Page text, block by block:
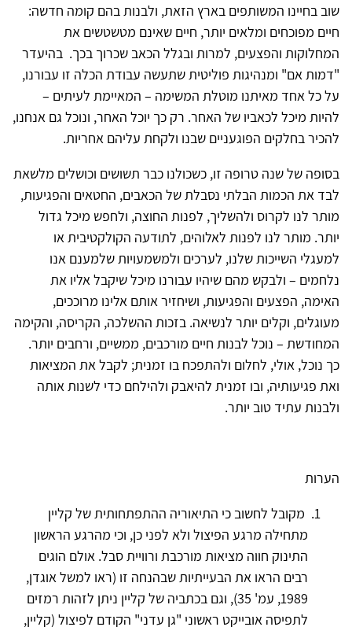
שוב בחיינו המשותפים בארץ הזאת, ולבנות בהם קומה חדשה:
חיים מפוכחים ומלאים יותר, חיים שאינם מטשטשים את
המחלוקות והפצעים, למרות ובגלל הכאב שכרוך בכך. בהיעדר
"דמות אם" ומנהיגות פוליטית שתעשה עבודת הכלה זו עבורנו,
על כל אחד מאיתנו מוטלת המשימה – המאיימת לעיתים –
להיות מיכל לכאביו של האחר. רק כך יוכל האחר, ונוכל גם אנחנו,
להכיר בחלקים הפוגעניים שבנו ולקחת עליהם אחריות.
בסופה של שנה טרופה זו, כשכולנו כבר תשושים וכושלים מלשאת
לבד את הכמות הבלתי נסבלת של הכאבים, החטאים והפגיעות,
מותר לנו לקרוס ולהשליך, לפנות החוצה, ולחפש מיכל גדול
יותר. מותר לנו לפנות לאלוהים, לתודעה הקולקטיבית או
למעגלי השייכות שלנו, לערכים ולמשמעויות שלמענם אנו
נלחמים – ולבקש מהם שיהיו עבורנו מיכל שיקבל אליו את
האימה, הפצעים והפגיעות, ושיחזיר אותם אלינו מרוככים,
מעוגלים, וקלים יותר לנשיאה. בזכות ההשלכה, הקריסה, והקימה
המחודשת – נוכל לבנות חיים מורכבים, ממשיים, ורחבים יותר.
כך נוכל, אולי, לחלום ולהתפכח בו זמנית; לקבל את המציאות
ואת פגיעותיה, ובו זמנית להיאבק ולהילחם כדי לשנות אותה
ולבנות עתיד טוב יותר.
הערות
מקובל לחשוב כי התיאוריה ההתפתחותית של קליין
מתחילה מרגע הפיצול ולא לפני כן, וכי מהרגע הראשון
התינוק חווה מציאות מורכבת ורוויית סבל. אולם הוגים
רבים הראו את הבעייתיות שבהנחה זו (ראו למשל אוגדן,
1989, עמ' 35), וגם בכתביה של קליין ניתן לזהות רמזים
לתפיסה אובייקט ראשוני "גן עדני" הקודם לפיצול (קליין,